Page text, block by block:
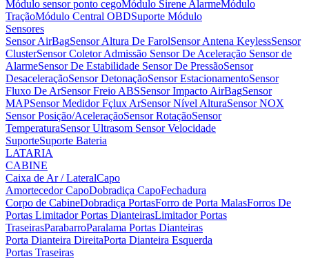
Módulo sensor ponto cegoMódulo Sirene AlarmeMódulo
TraçãoMódulo Central OBDSuporte Módulo
Sensores
Sensor AirBagSensor Altura De FarolSensor Antena KeylessSensor
ClusterSensor Coletor Admissão Sensor De Aceleração Sensor de
AlarmeSensor De Estabilidade Sensor De PressãoSensor
DesaceleraçãoSensor DetonaçãoSensor EstacionamentoSensor
Fluxo De ArSensor Freio ABSSensor Impacto AirBagSensor
MAPSensor Medidor Fçlux ArSensor Nível AlturaSensor NOX
Sensor Posição/AceleraçãoSensor RotaçãoSensor
TemperaturaSensor Ultrasom Sensor Velocidade
SuporteSuporte Bateria
LATARIA
CABINE
Caixa de Ar / LateralCapo
Amortecedor CapoDobradiça CapoFechadura
Corpo de CabineDobradiça PortasForro de Porta MalasForros De
Portas Limitador Portas DianteirasLimitador Portas
TraseirasParabarroParalama Portas Dianteiras
Porta Dianteira DireitaPorta Dianteira Esquerda
Portas Traseiras